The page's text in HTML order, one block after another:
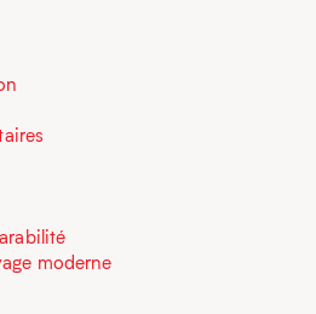
moderne